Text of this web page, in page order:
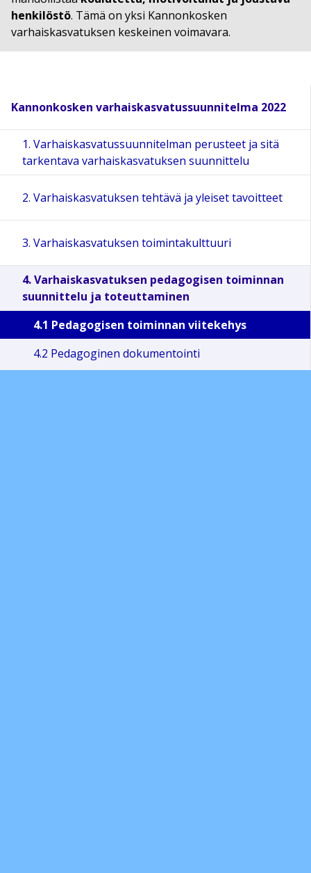
henkilöstö. Tämä on yksi Kannonkosken
varhaiskasvatuksen keskeinen voimavara.
Kannonkosken varhaiskasvatussuunnitelma 2022
1. Varhaiskasvatussuunnitelman perusteet ja sitä
tarkentava varhaiskasvatuksen suunnittelu
2. Varhaiskasvatuksen tehtävä ja yleiset tavoitteet
3. Varhaiskasvatuksen toimintakulttuuri
4. Varhaiskasvatuksen pedagogisen toiminnan
suunnittelu ja toteuttaminen
4.1 Pedagogisen toiminnan viitekehys
4.2 Pedagoginen dokumentointi